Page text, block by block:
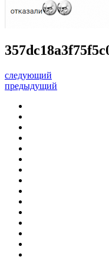
следующий
предыдущий